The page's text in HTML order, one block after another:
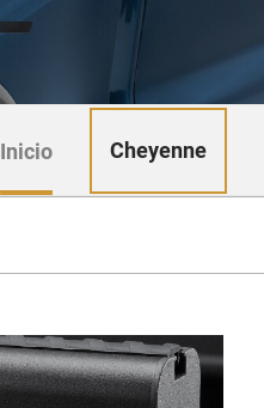
Inicio Cheyenne